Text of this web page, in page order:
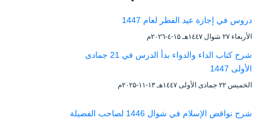
دروس في إجازة عيد الفطر لعام 1447
الأربعاء ۲۷ شوال ۱٤٤۷هـ ۱۵-٤-۲۰۲٦م
شرح كتاب الداء والدواء بدأ الدرس في 21 جمادى
الأولى 1447
الخميس ۲۲ جمادى الأولى ۱٤٤۷هـ ۱۳-۱۱-۲۰۲۵م
شرح نواقض الإسلام في شوال 1446 لصاحب الفضيلة